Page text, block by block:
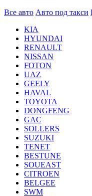
Все авто Авто под такси
KIA
HYUNDAI
RENAULT
NISSAN
FOTON
UAZ
GEELY
HAVAL
TOYOTA
DONGFENG
GAC
SOLLERS
SUZUKI
TENET
BESTUNE
SOUEAST
CITROEN
BELGEE
SWM